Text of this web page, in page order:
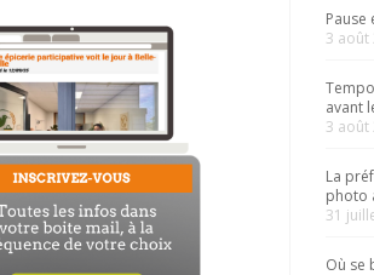
Pause
3 août
avant
3 août
La
photo
31
Où se